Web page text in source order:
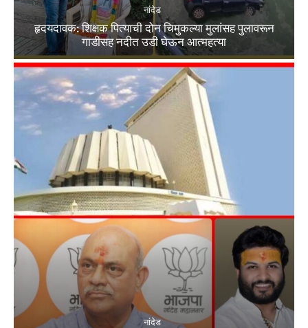
नांदेड
हृदयदावक: शिक्षक पित्याची दोन चिमुकल्या मुलांसह पुलावरून
गाडीसह नदीत उडी घेऊन आत्महत्या
नांदेड